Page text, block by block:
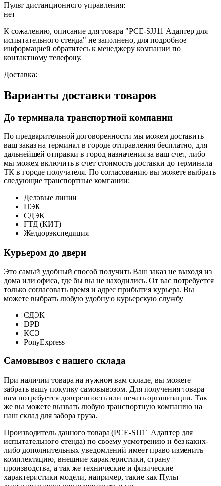
Пульт дистанционного управления:
нет
К сожалению, описание для товара "PCE-SJJ11 Адаптер для
испытательного стенда" не заполнено, для подробное
информацией обратитесь к менеджеру компании по
контактному телефону.
Доставка:
Варианты доставки товаров
До терминала транспортной компании
По предварительной договоренности мы можем доставить
ваш заказ на терминал в городе отправления бесплатно, для
дальнейшей отправки в город назначения за ваш счет, либо
мы можем включить в счет стоимость доставки до терминала
ТК в городе получателя. По согласованию вы можете выбрать
следующие транспортные компании:
Деловые линии
ПЭК
СДЭК
ГТД (КИТ)
Желдорэкспедиция
Курьером до двери
Это самый удобный способ получить Ваш заказ не выходя из
дома или офиса, где бы вы не находились. От вас потребуется
только согласовать время и адрес прибытия курьера. Вы
можете выбрать любую удобную курьерскую службу:
СДЭК
DPD
КСЭ
PonyExpress
Самовывоз с нашего склада
При наличии товара на нужном вам складе, вы можете
забрать вашу покупку самовывозом. Для получения товара
вам потребуется доверенность или печать организации. Так
же вы можете вызвать любую транспортную компанию на
наш склад для забора груза.
Производитель данного товара (PCE-SJJ11 Адаптер для
испытательного стенда) по своему усмотрению и без каких-
либо дополнительных уведомлений имеет право изменить
комплектацию, внешние характеристики, страну
производства, а так же технические и физические
характеристики модели, например, такие как Пульт